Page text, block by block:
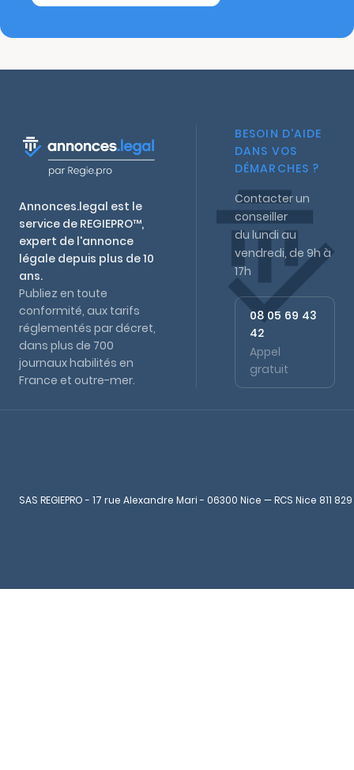
Annonces.legal est le
service de REGIEPRO™,
expert de l'annonce
légale depuis plus de 10
ans.
Publiez en toute
conformité, aux tarifs
réglementés par décret,
dans plus de 700
journaux habilités en
France et outre-mer.
BESOIN D'AIDE
DANS VOS
DÉMARCHES ?
Contacter un
conseiller
du lundi au
vendredi, de 9h à
17h
08 05 69 43
42
Appel
gratuit
SAS REGIEPRO - 17 rue Alexandre Mari - 06300 Nice — RCS Nice 811